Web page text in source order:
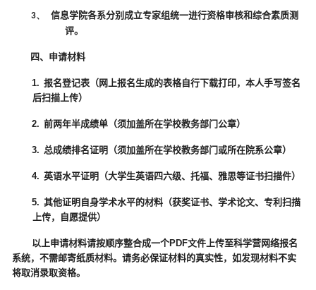
3、
信息学院各系分别成立专家组统一进行资格审核和综合素质测
评。
四、申请材料
1. 报名登记表（网上报名生成的表格自行下载打印，本人手写签名
后扫描上传）
2. 前两年半成绩单（须加盖所在学校教务部门公章）
3. 总成绩排名证明（须加盖所在学校教务部门或所在院系公章）
4. 英语水平证明（大学生英语四六级、托福、雅思等证书扫描件）
5. 其他证明自身学术水平的材料（获奖证书、学术论文、专利扫描
上传，自愿提供）
以上申请材料请按顺序整合成一个PDF文件上传至科学营网络报名
系统，不需邮寄纸质材料。请务必保证材料的真实性，如发现材料不实
将取消录取资格。